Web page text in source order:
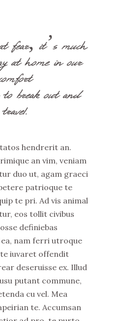
fear, it’s much
at home in our
break out and
travel.
hendrerit an.
an vim, veniam
duo ut, agam graeci
patrioque te
te pri. Ad vis animal
eos tollit civibus
definiebas
nam ferri utroque
iuvaret offendit
deseruisse ex. Illud
putant commune,
cu vel. Mea
te. Accumsan